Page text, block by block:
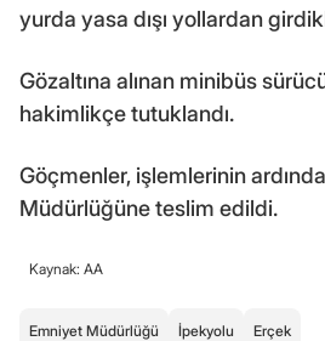
yurda yasa dışı yollardan
Gözaltına alınan minibüs
hakimlikçe tutuklandı.
Göçmenler, işlemlerinin
Müdürlüğüne teslim edildi.
Kaynak: AA
Emniyet Müdürlüğü İpekyolu Erçek